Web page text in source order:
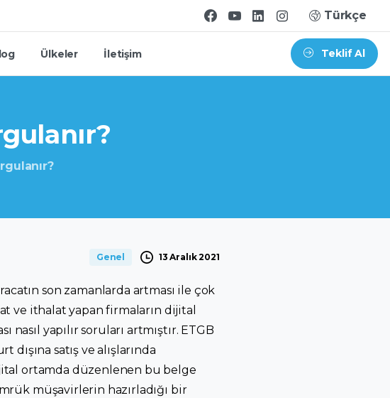
Türkçe
Ülkeler İletişim Teklif Al
Genel 13 Aralık 2021
son zamanlarda artması ile çok
ve ithalat yapan firmaların dijital
yapılır soruları artmıştır. ETGB
satış ve alışlarında
ortamda düzenlenen bu belge
müşavirlerin hazırladığı bir